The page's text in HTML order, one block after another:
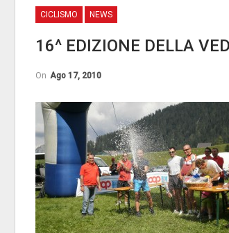
CICLISMO NEWS
16^ EDIZIONE DELLA
On Ago 17, 2010